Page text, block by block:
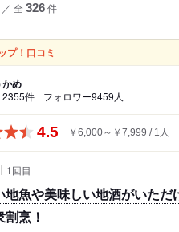
／ 全 326件
プ！口コミ
かめ
2355件 フォロワー9459人
4.5 ￥6,000～￥7,999 1人
1回目
地魚や美味しい地酒がいた
烹！